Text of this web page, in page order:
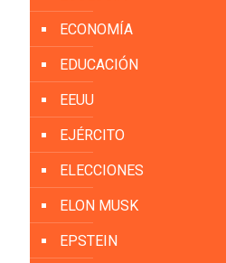
ECONOMÍA
EDUCACIÓN
EEUU
EJÉRCITO
ELECCIONES
ELON MUSK
EPSTEIN